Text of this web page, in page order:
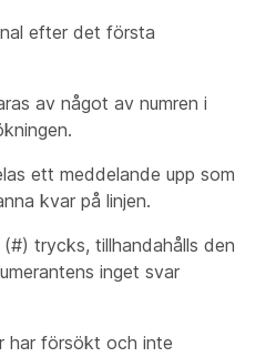
efter det första
av något av numren i
ett meddelande upp som
kvar på linjen.
trycks, tillhandahålls den
inget svar
har försökt och inte